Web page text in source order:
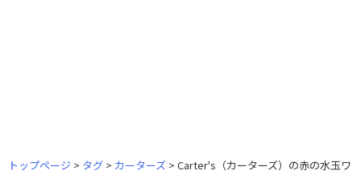
トップページ タグ カーターズ
Carter's（カーターズ）の赤の水玉ワ